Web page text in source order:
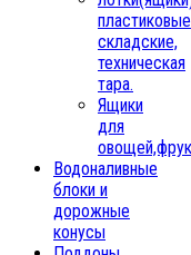
пластиковые
складские,
техническая
тара.
Ящики
для
Водоналивные
блоки и
дорожные
конусы